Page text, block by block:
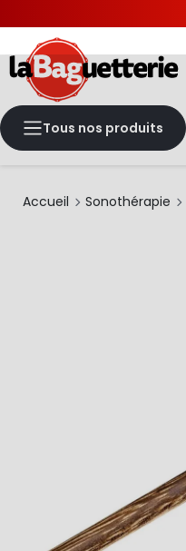
Tous nos produits
Accueil Sonothérapie